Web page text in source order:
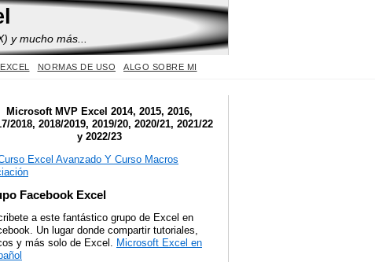
y mucho más...
NORMAS DE USO ALGO SOBRE MI
Microsoft MVP Excel 2014, 2015, 2016,
2018, 2018/2019, 2019/20, 2020/21, 2021/22
y 2022/23
Facebook Excel
a este fantástico grupo de Excel en
Un lugar donde compartir tutoriales,
y más solo de Excel. Microsoft Excel en